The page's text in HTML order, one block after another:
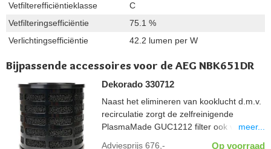
Vetfilterefficiëntieklasse
C
Vetfilteringsefficiëntie
75.1 %
Verlichtingsefficiëntie
42.2 lumen per W
Bijpassende accessoires voor de AEG NBK651DR
Dekorado 330712
Naast het elimineren van kooklucht d.m.v.
recirculatie zorgt de zelfreinigende
PlasmaMade GUC1212 filter ook voor een
meer...
Adviesprijs 676,- Op voorraad